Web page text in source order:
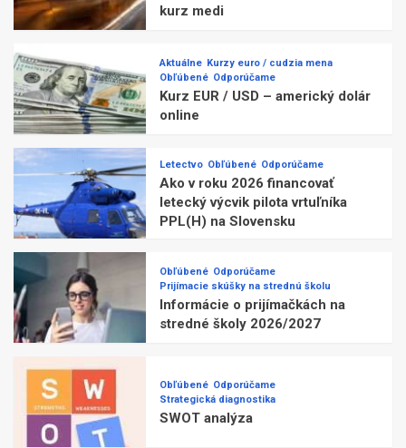
kurz medi
Aktuálne Kurzy euro / cudzia mena
Obľúbené Odporúčame
Kurz EUR / USD – americký dolár
online
Letectvo Obľúbené Odporúčame
Ako v roku 2026 financovať
letecký výcvik pilota vrtuľníka
PPL(H) na Slovensku
Obľúbené Odporúčame
Prijímacie skúšky na strednú školu
Informácie o prijímačkách na
stredné školy 2026/2027
Obľúbené Odporúčame
Strategická diagnostika
SWOT analýza